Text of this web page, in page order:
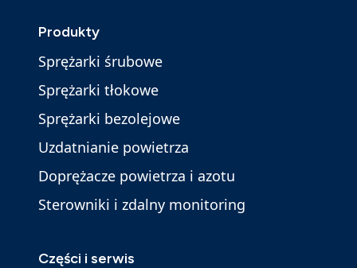
Produkty
Sprężarki śrubowe
Sprężarki tłokowe
Sprężarki bezolejowe
Uzdatnianie powietrza
Doprężacze powietrza i azotu
Sterowniki i zdalny monitoring
Części i serwis